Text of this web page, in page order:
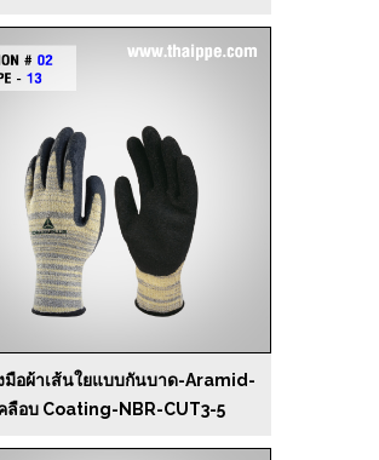
มือผ้าเส้นใยแบบกันบาด-Aramid-
ลือบ Coating-NBR-CUT3-5